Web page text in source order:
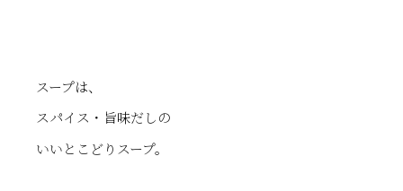
スープは、
スパイス・旨味だしの
いいとこどりスープ。